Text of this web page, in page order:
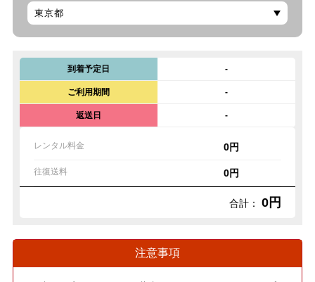
到着予定日 -
ご利用期間 -
返送日 -
レンタル料金 0円
往復送料 0円
合計： 0円
注意事項